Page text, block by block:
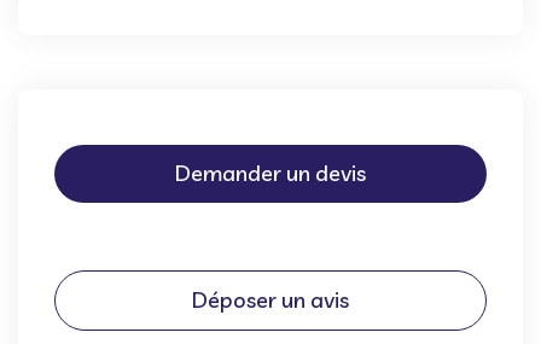
Demander un devis
Déposer un avis